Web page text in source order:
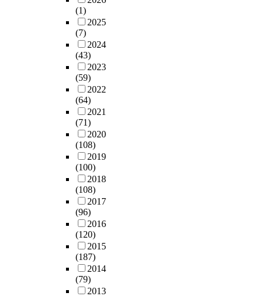
(1)
2025
(7)
2024
(43)
2023
(59)
2022
(64)
2021
(71)
2020
(108)
2019
(100)
2018
(108)
2017
(96)
2016
(120)
2015
(187)
2014
(79)
2013